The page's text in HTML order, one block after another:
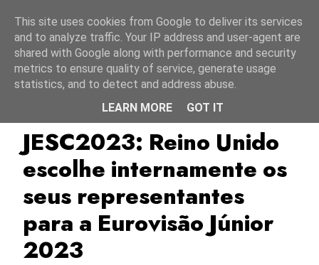
JESC2023 Reino Unido
JESC2023: Reino Unido
escolhe internamente os
seus representantes
para a Eurovisão Júnior
2023
This site uses cookies from Google to deliver its services
and to analyze traffic. Your IP address and user-agent are
shared with Google along with performance and security
metrics to ensure quality of service, generate usage
statistics, and to detect and address abuse.
LEARN MORE
GOT IT